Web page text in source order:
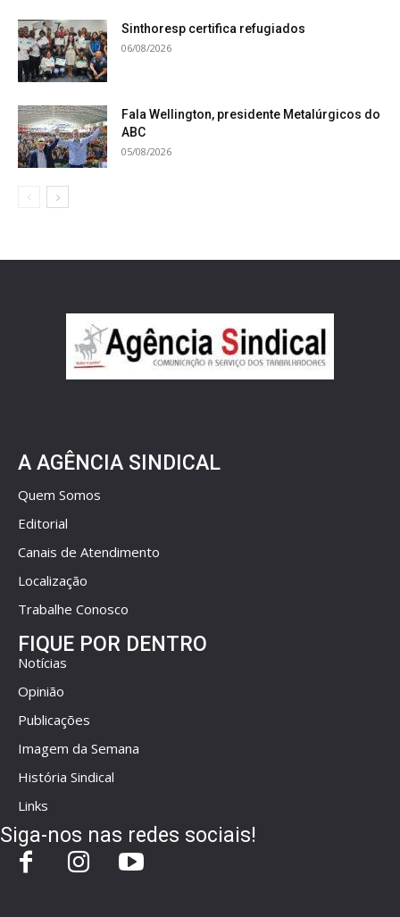
Sinthoresp certifica refugiados
06/08/2026
Fala Wellington, presidente Metalúrgicos do
ABC
05/08/2026
A AGÊNCIA SINDICAL
Quem Somos
Editorial
Canais de Atendimento
Localização
Trabalhe Conosco
FIQUE POR DENTRO
Notícias
Opinião
Publicações
Imagem da Semana
História Sindical
Links
Siga-nos nas redes sociais!